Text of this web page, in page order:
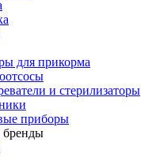
для прикорма
и стерилизаторы
приборы
бренды